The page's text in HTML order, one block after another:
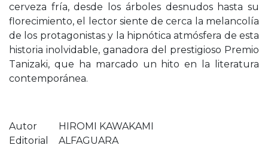
cerveza fría, desde los árboles desnudos hasta su
florecimiento, el lector siente de cerca la melancolía
de los protagonistas y la hipnótica atmósfera de esta
historia inolvidable, ganadora del prestigioso Premio
Tanizaki, que ha marcado un hito en la literatura
contemporánea.
Autor
HIROMI KAWAKAMI
Editorial
ALFAGUARA